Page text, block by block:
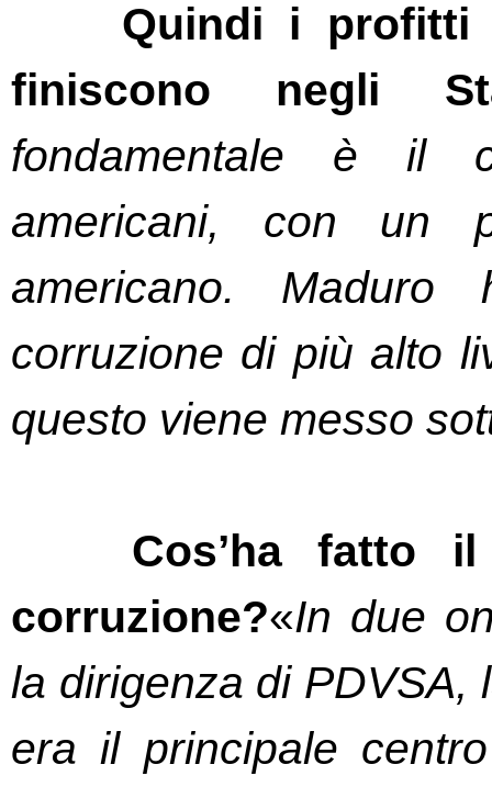
Quindi i profitti
finiscono negli
fondamentale è il
americani, con un
americano.
corruzione di più alto
questo viene messo
Cos’ha fatto
corruzione?«In due
la dirigenza di PDVSA,
era il principale